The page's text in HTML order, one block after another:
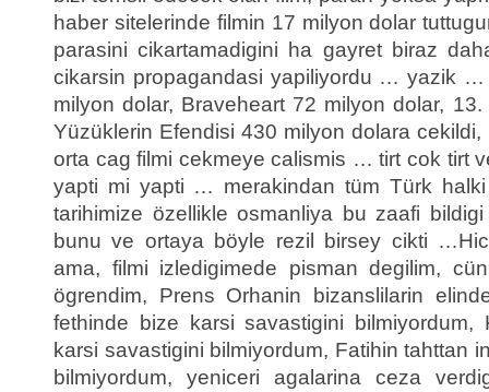
haber sitelerinde filmin 17 milyon dolar
parasini cikartamadigini ha gayret biraz
cikarsin propagandasi yapiliyordu … yazik …
milyon dolar, Braveheart 72 milyon dolar,
Yüzüklerin Efendisi 430 milyon dolara
orta cag filmi cekmeye calismis … tirt cok tirt
yapti mi yapti … merakindan tüm Türk
tarihimize özellikle osmanliya bu zaafi
bunu ve ortaya böyle rezil birsey cikti
ama, filmi izledigimede pisman degilim,
ögrendim, Prens Orhanin bizanslilarin
fethinde bize karsi savastigini bilmiyordum,
karsi savastigini bilmiyordum, Fatihin tahttan
bilmiyordum, yeniceri agalarina ceza